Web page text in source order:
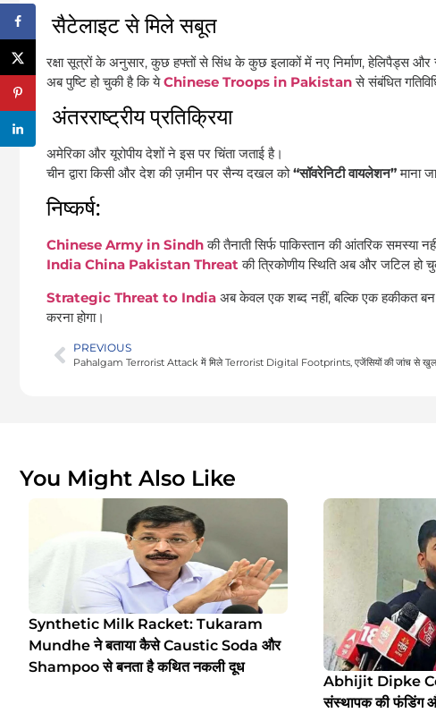
सैटेलाइट से मिले सबूत
रक्षा सूत्रों के अनुसार, कुछ हफ्तों से सिंध के कुछ इलाकों में नए निर्माण, हेलिपैड्स और
अब पुष्टि हो चुकी है कि येChinese Troops in Pakistanसे संबंधित
अंतरराष्ट्रीय प्रतिक्रिया
अमेरिका और यूरोपीय देशों ने इस पर चिंता जताई है।
चीन द्वारा किसी और देश की ज़मीन पर सैन्य दखल को“सॉवरेनिटी वायलेशन”माना
निष्कर्ष:
Chinese Army in Sindhकी तैनाती सिर्फ पाकिस्तान की आंतरिक समस्या
India China Pakistan Threatकी त्रिकोणीय स्थिति अब और जटिल हो
Strategic Threat to India अब केवल एक शब्द नहीं, बल्कि एक हकीकत बन
करना होगा।
PREVIOUS
You Might Also Like
Synthetic Milk Racket: Tukaram
Mundhe ने बताया कैसे Caustic Soda और
Shampoo से बनता है कथित नकली दूध
Abhijit Dipke
संस्थापक की फंडिंग